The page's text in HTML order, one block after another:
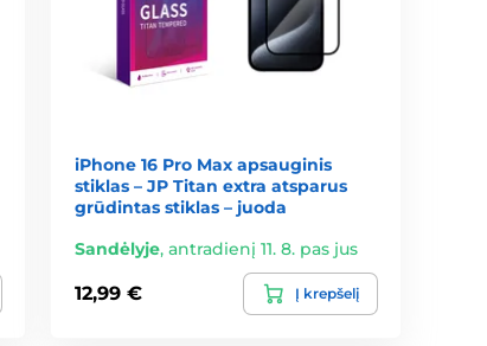
iPhone 16 Pro Max apsauginis
stiklas – JP Titan extra atsparus
grūdintas stiklas – juoda
Sandėlyje,antradienį 11. 8. pas jus
12,99 € Į krepšelį